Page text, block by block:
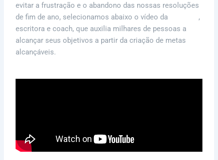
evitar a frustração e o abandono das nossas resoluções
de fim de ano, selecionamos abaixo o vídeo da
,
escritora e coach, que auxilia milhares de pessoas a
alcançar seus objetivos a partir da criação de metas
alcançáveis.